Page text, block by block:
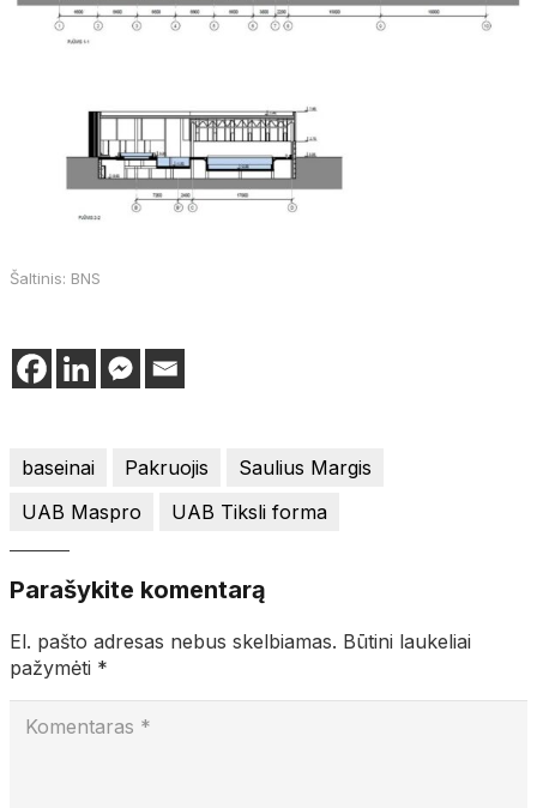
Šaltinis: BNS
baseinai Pakruojis
Saulius Margis
UAB Maspro
UAB Tiksli forma
Parašykite komentarą
El. pašto adresas nebus skelbiamas. Būtini laukeliai
pažymėti *